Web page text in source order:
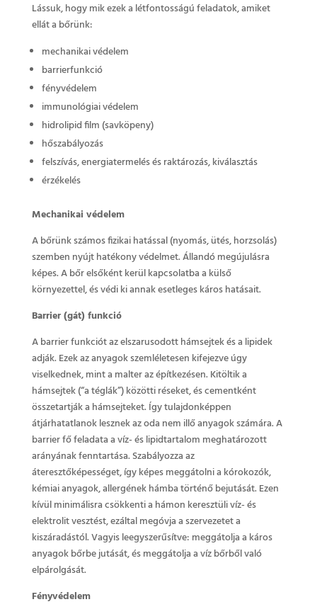
Lássuk, hogy mik ezek a létfontosságú feladatok, amiket
ellát a bőrünk:
mechanikai védelem
barrierfunkció
fényvédelem
immunológiai védelem
hidrolipid film (savköpeny)
hőszabályozás
felszívás, energiatermelés és raktározás, kiválasztás
érzékelés
Mechanikai védelem
A bőrünk számos fizikai hatással (nyomás, ütés, horzsolás)
szemben nyújt hatékony védelmet. Állandó megújulásra
képes. A bőr elsőként kerül kapcsolatba a külső
környezettel, és védi ki annak esetleges káros hatásait.
Barrier (gát) funkció
A barrier funkciót az elszarusodott hámsejtek és a lipidek
adják. Ezek az anyagok szemléletesen kifejezve úgy
viselkednek, mint a malter az építkezésen. Kitöltik a
hámsejtek (“a téglák”) közötti réseket, és cementként
összetartják a hámsejteket. Így tulajdonképpen
átjárhatatlanok lesznek az oda nem illő anyagok számára. A
barrier fő feladata a víz- és lipidtartalom meghatározott
arányának fenntartása. Szabályozza az
áteresztőképességet, így képes meggátolni a kórokozók,
kémiai anyagok, allergének hámba történő bejutását. Ezen
kívül minimálisra csökkenti a hámon keresztüli víz- és
elektrolit vesztést, ezáltal megóvja a szervezetet a
kiszáradástól. Vagyis leegyszerűsítve: meggátolja a káros
anyagok bőrbe jutását, és meggátolja a víz bőrből való
elpárolgását.
Fényvédelem